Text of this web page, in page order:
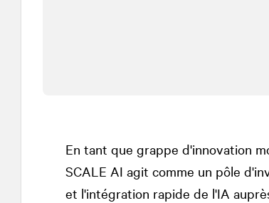
En tant que grappe d'innovation
SCALE AI agit comme un pôle
et l'intégration rapide de l'IA